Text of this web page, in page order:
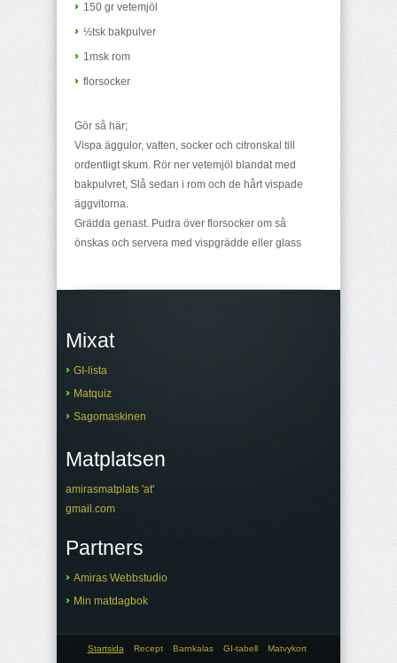
150 gr vetemjöl
½tsk bakpulver
1msk rom
florsocker
Gör så här;
Vispa äggulor, vatten, socker och citronskal till
ordentligt skum. Rör ner vetemjöl blandat med
bakpulvret, Slå sedan i rom och de hårt vispade
äggvitorna.
Grädda genast. Pudra över florsocker om så
önskas och servera med vispgrädde eller glass
Mixat
GI-lista
Matquiz
Sagomaskinen
Matplatsen
amirasmatplats 'at'
gmail.com
Partners
Amiras Webbstudio
Min matdagbok
Startsida Recept Barnkalas GI-tabell Matvykort